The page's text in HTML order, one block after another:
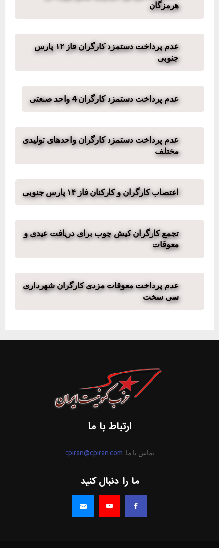
هرمزگان
عدم پرداخت دستمزد کارگران فاز ۱۲ پارس
جنوبی
عدم پرداخت دستمزد کارگران 4 واحد صنعتی
عدم پرداخت دستمزد کارگران واحدهای تولیدی
مختلف
اعتصاب کارگران و کارکنان فاز ۱۴ پارس جنوبی
تجمع کارگران کیش چوب برای دریافت عیدی و
معوقات
عدم پرداخت معوقات مزدی کارگران شهرداری
سی سخت
ارتباط با ما
تماس با ما: cpiran@cpiran.com
ما را دنبال کنید